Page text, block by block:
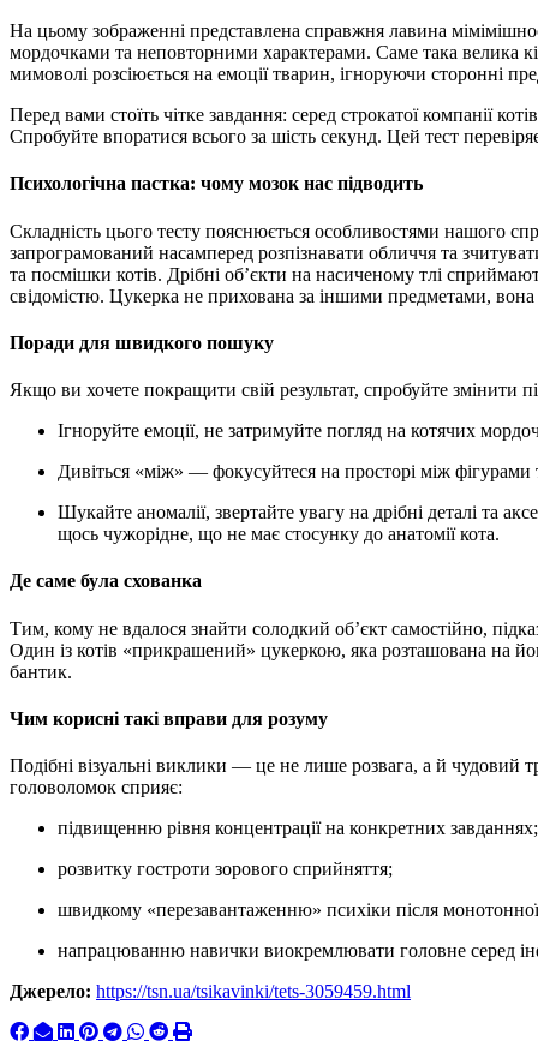
На цьому зображенні представлена справжня лавина мімімішності — десятки різнокольорових котів із кумедними
мордочками та неповторними характерами. Саме така велика
мимоволі розсіюється на емоції тварин, ігноруючи сторонні
Перед вами стоїть чітке завдання: серед строкатої компанії
Спробуйте впоратися всього за шість секунд. Цей тест
Психологічна пастка: чому мозок нас підводить
Складність цього тесту пояснюється особливостями нашого
запрограмований насамперед розпізнавати обличчя та
та посмішки котів. Дрібні об’єкти на насиченому тлі
свідомістю. Цукерка не прихована за іншими предметами,
Поради для швидкого пошуку
Якщо ви хочете покращити свій результат, спробуйте змінити
Ігноруйте емоції, не затримуйте погляд на котячих
Дивіться «між» — фокусуйтеся на просторі між фігурами
Шукайте аномалії, звертайте увагу на дрібні деталі та аксесуари (бантики, нашийники) — серед них може бути
щось чужорідне, що не має стосунку до анатомії кота.
Де саме була схованка
Тим, кому не вдалося знайти солодкий об’єкт самостійно,
Один із котів «прикрашений» цукеркою, яка розташована на
бантик.
Чим корисні такі вправи для розуму
Подібні візуальні виклики — це не лише розвага, а й чудовий
головоломок сприяє:
підвищенню рівня концентрації на конкретних завданнях;
розвитку гостроти зорового сприйняття;
швидкому «перезавантаженню» психіки після
напрацюванню навички виокремлювати головне серед
Джерело: https://tsn.ua/tsikavinki/tets-3059459.html